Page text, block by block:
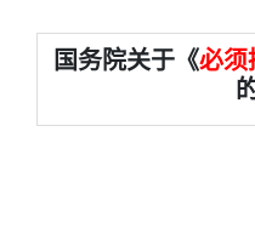
国务院关于《必须